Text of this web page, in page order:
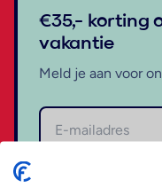
€35,- korting
vakantie
Meld je aan voor